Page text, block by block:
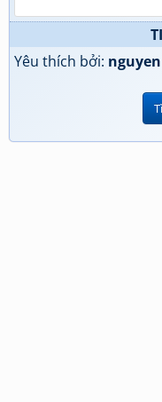
Yêu thích bởi: